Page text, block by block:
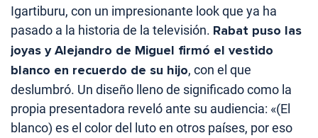
Igartiburu, con un impresionante look que ya ha
pasado a la historia de la televisión. Rabat puso las
joyas y Alejandro de Miguel firmó el vestido
blanco en recuerdo de su hijo, con el que
deslumbró. Un diseño lleno de significado como la
propia presentadora reveló ante su audiencia: «(El
blanco) es el color del luto en otros países, por eso